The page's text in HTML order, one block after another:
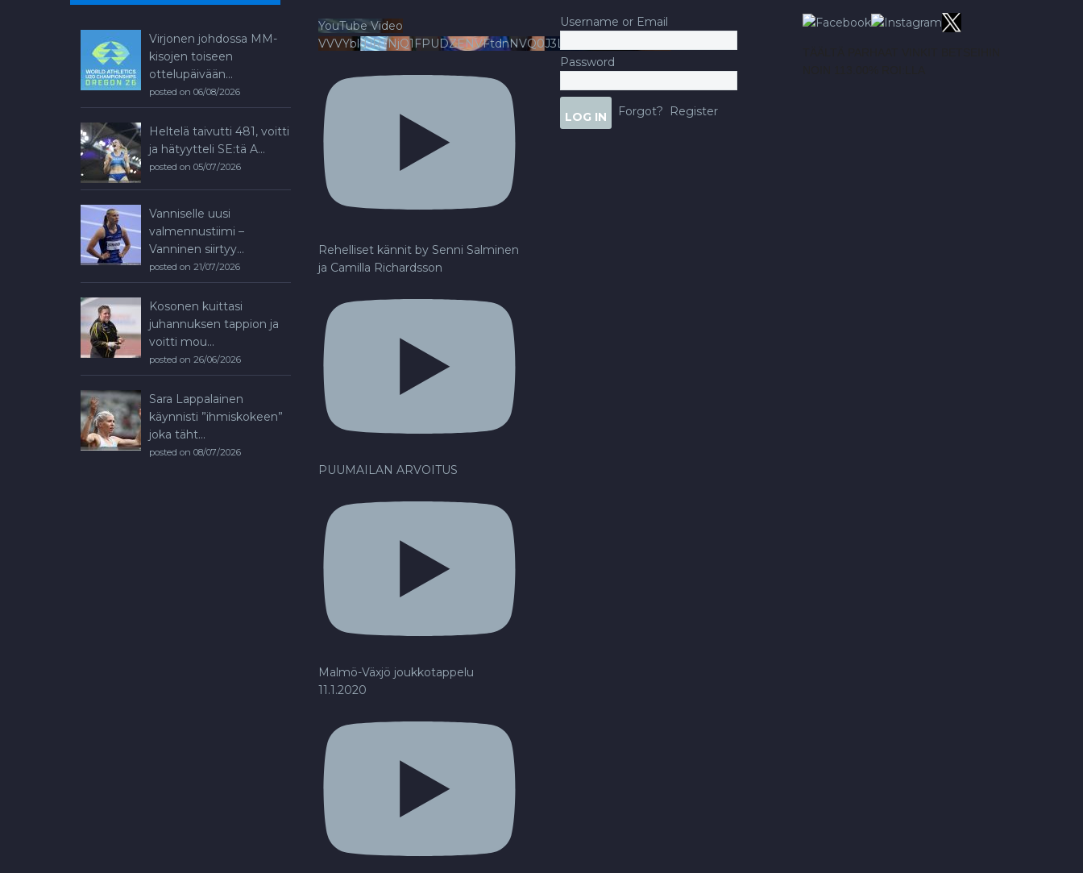
Virjonen johdossa MM-
kisojen toiseen
ottelupäivään...
posted on 06/08/2026
Heltelä taivutti 481, voitti
ja hätyytteli SE:tä A...
posted on 05/07/2026
Vanniselle uusi
valmennustiimi –
Vanninen siirtyy...
posted on 21/07/2026
Kosonen kuittasi
juhannuksen tappion ja
voitti mou...
posted on 26/06/2026
Sara Lappalainen
käynnisti ”ihmiskokeen”
joka täht...
posted on 08/07/2026
YouTube Video
VVVYbldJRTNjQ1FPUDZENVFtdnNVQ0J3LlFsbURXQWNIYldv
Rehelliset kännit by Senni Salminen
ja Camilla Richardsson
PUUMAILAN ARVOITUS
Malmö-Växjö joukkotappelu
11.1.2020
Username or Email
Password
Forgot? Register